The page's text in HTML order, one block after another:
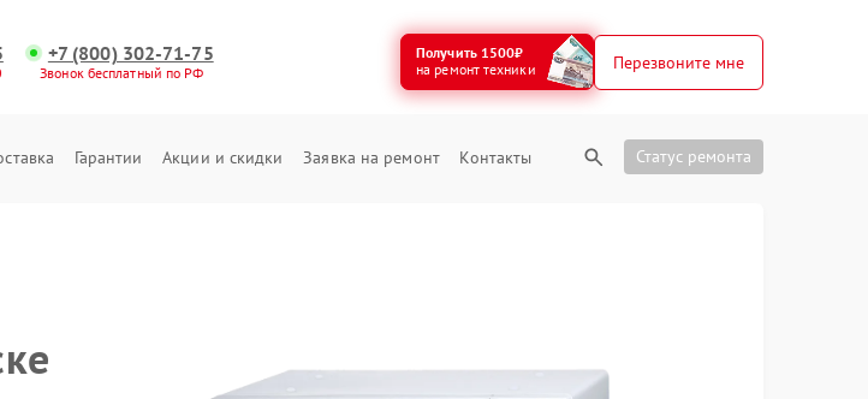
+7 (800) 302-71-75
Звонок бесплатный по РФ
Получить 1500₽
на ремонт техники
Перезвоните мне
Гарантии Акции и скидки Заявка на ремонт Контакты Статус ремонта